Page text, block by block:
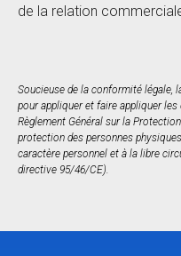
de la relation
Soucieuse de la conformité
pour appliquer et faire appliquer
Règlement Général sur la
protection des personnes
caractère personnel et à la libre
directive 95/46/CE).